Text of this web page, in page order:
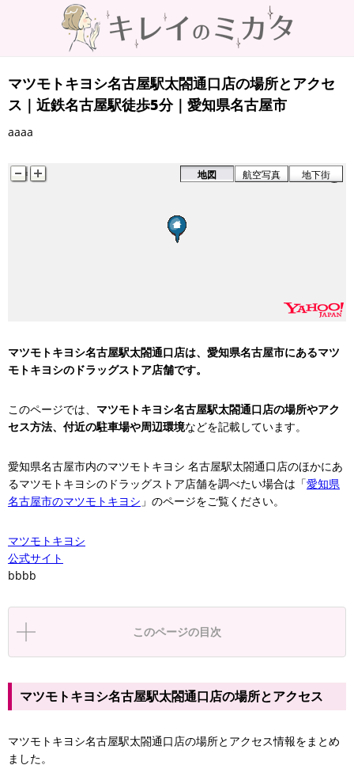
マツモトキヨシ名古屋駅太閤通口店の場所とアクセ
ス｜近鉄名古屋駅徒歩5分｜愛知県名古屋市
aaaa
地図 航空写真 地下街
マツモトキヨシ名古屋駅太閤通口店は、愛知県名古屋市にあるマツ
モトキヨシのドラッグストア店舗です。
このページでは、 マツモトキヨシ名古屋駅太閤通口店の場所やアク
セス方法、付近の駐車場や周辺環境などを記載しています。
愛知県名古屋市内のマツモトキヨシ 名古屋駅太閤通口店のほかにあ
るマツモトキヨシのドラッグストア店舗を調べたい場合は「愛知県
名古屋市のマツモトキヨシ 」のページをご覧ください。
マツモトキヨシ
公式サイト
bbbb
このページの目次
マツモトキヨシ名古屋駅太閤通口店の場所とアクセス
マツモトキヨシ名古屋駅太閤通口店の場所とアクセス情報をまとめ
ました。
名鉄バスセンター
名鉄バスタセンター
名古屋名鉄BC